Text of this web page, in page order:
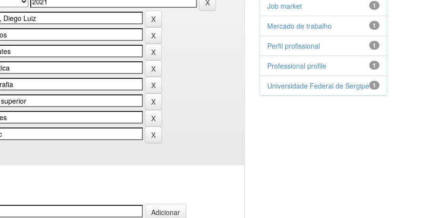
1
Job market
1
Mercado de trabalho
1
Perfil profissional
1
Professional profile
1
Universidade Federal de Sergipe